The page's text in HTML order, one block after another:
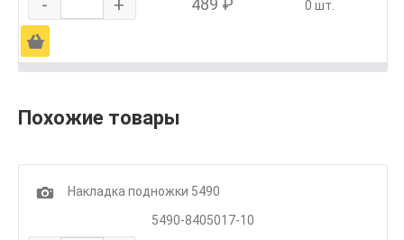
- + 489 ₽ 0 шт.
Ä
Похожие товары
1
Накладка подножки 5490
5490-8405017-10